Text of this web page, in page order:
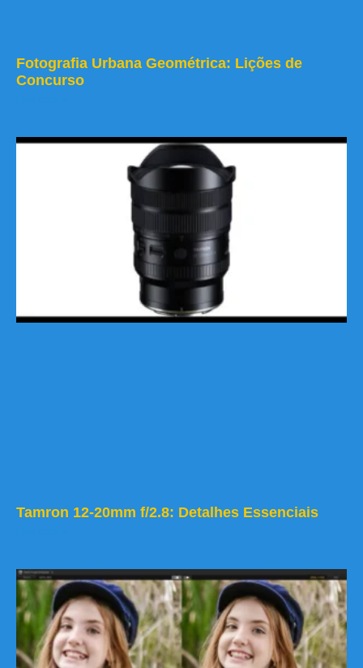
Fotografia Urbana Geométrica: Lições de
Concurso
Tamron 12-20mm f/2.8: Detalhes Essenciais